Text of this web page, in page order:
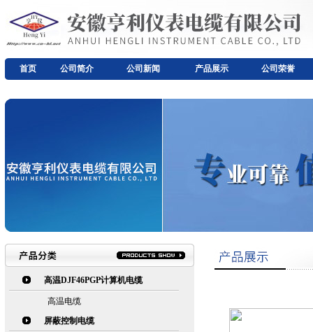
首页 公司简介 公司新闻 产品展示 公司荣誉
高温DJF46PGP计算机电缆
高温电缆
屏蔽控制电缆